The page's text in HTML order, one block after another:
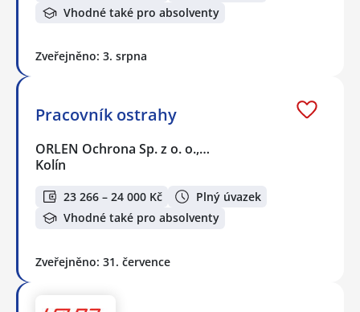
Vhodné také pro absolventy
Zveřejněno: 3. srpna
Pracovník ostrahy
ORLEN Ochrona Sp. z o. o.,…
Kolín
23 266 – 24 000 Kč
Plný úvazek
Vhodné také pro absolventy
Zveřejněno: 31. července